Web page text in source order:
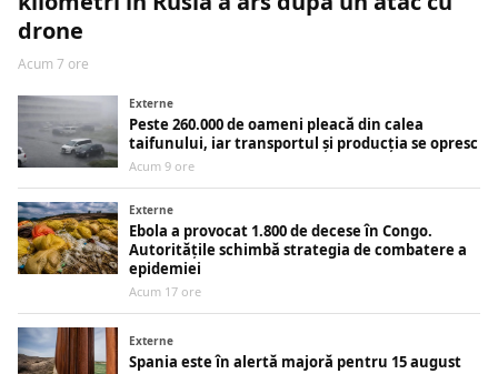
drone
Acum 7 ore
Externe
Peste 260.000 de oameni pleacă din calea
taifunului, iar transportul și producția se opresc
Acum 9 ore
Externe
Ebola a provocat 1.800 de decese în Congo.
Autoritățile schimbă strategia de combatere a
epidemiei
Acum 17 ore
Externe
Spania este în alertă majoră pentru 15 august